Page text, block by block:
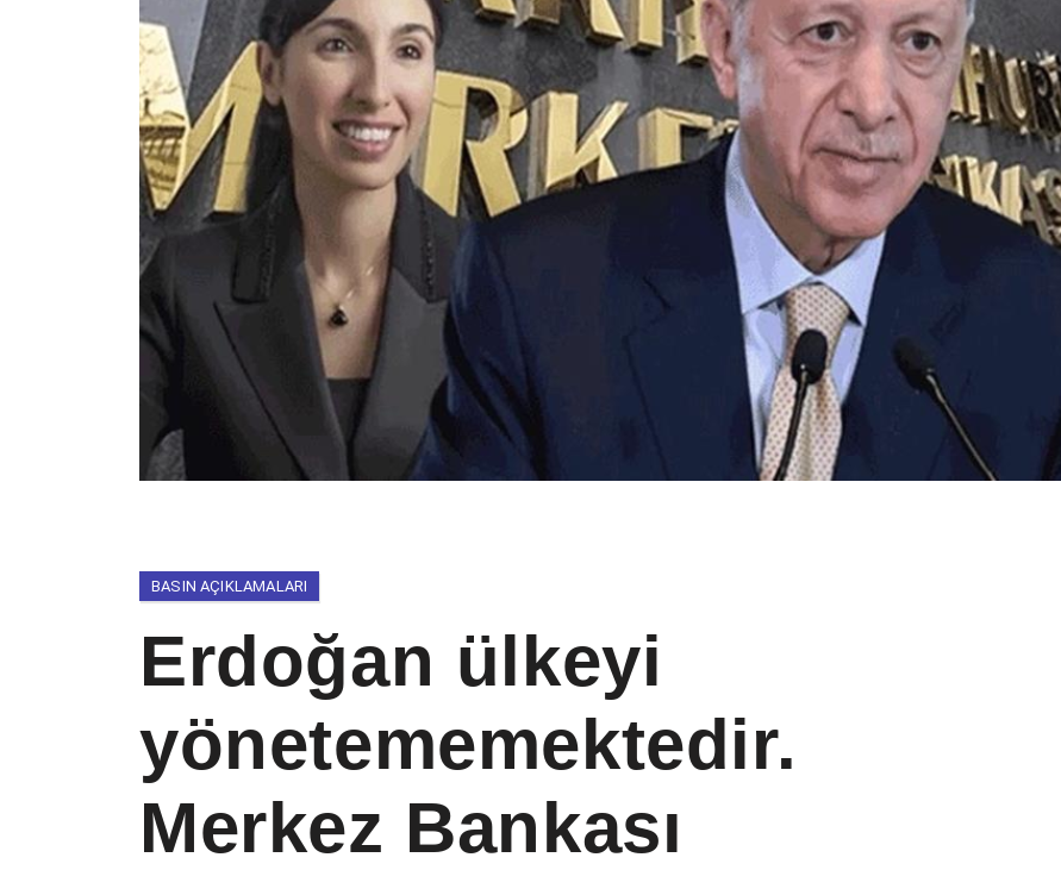
BASIN AÇIKLAMALARI
Erdoğan ülkeyi
yönetememektedir.
Merkez Bankası